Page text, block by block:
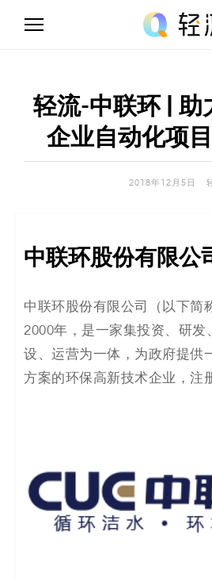
流
_
A
代
码
解
决
_
低
轻流-中联环 | 助
企业自动化项
2018年12月5日
中联环股份有限公
中联环股份有限公司（以下简
2000年，是一家集投资、研发
设、运营为一体，为政府提供
方案的环保高新技术企业，注